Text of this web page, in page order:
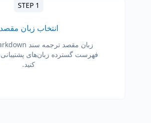
STEP 1
انتخاب زبان مقصد
فهرست گسترده زبان‌های
کنید.